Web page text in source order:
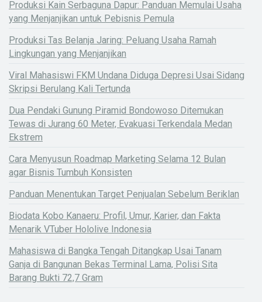
Produksi Kain Serbaguna Dapur: Panduan Memulai Usaha
yang Menjanjikan untuk Pebisnis Pemula
Produksi Tas Belanja Jaring: Peluang Usaha Ramah
Lingkungan yang Menjanjikan
Viral Mahasiswi FKM Undana Diduga Depresi Usai Sidang
Skripsi Berulang Kali Tertunda
Dua Pendaki Gunung Piramid Bondowoso Ditemukan
Tewas di Jurang 60 Meter, Evakuasi Terkendala Medan
Ekstrem
Cara Menyusun Roadmap Marketing Selama 12 Bulan
agar Bisnis Tumbuh Konsisten
Panduan Menentukan Target Penjualan Sebelum Beriklan
Biodata Kobo Kanaeru: Profil, Umur, Karier, dan Fakta
Menarik VTuber Hololive Indonesia
Mahasiswa di Bangka Tengah Ditangkap Usai Tanam
Ganja di Bangunan Bekas Terminal Lama, Polisi Sita
Barang Bukti 72,7 Gram